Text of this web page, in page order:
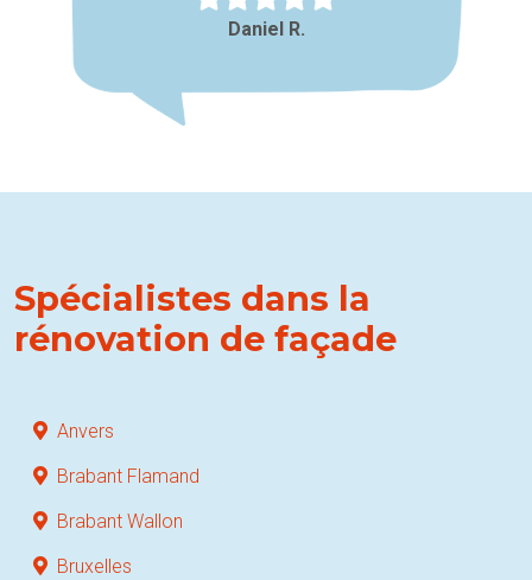
Daniel R.
Spécialistes dans la
rénovation de façade
Anvers
Brabant Flamand
Brabant Wallon
Bruxelles